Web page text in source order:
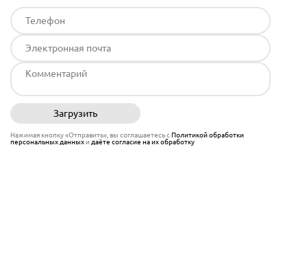
Загрузить
Нажимая кнопку «Отправить», вы соглашаетесь сПолитикой обработки
персональных данныхи даёте согласие на их обработку